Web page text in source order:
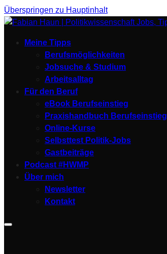
Überspringen zu Hauptinhalt
Meine Tipps
Berufsmöglichkeiten
Jobsuche & Studium
Arbeitsalltag
Für den Beruf
eBook Berufseinstieg
Praxishandbuch Berufseinstieg
Online-Kurse
Selbsttest Politik-Jobs
Gastbeiträge
Podcast #HWMP
Über mich
Newsletter
Kontakt